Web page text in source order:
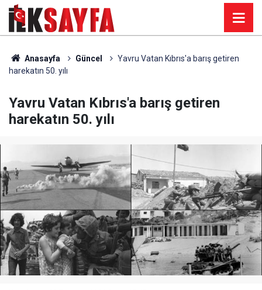
Anasayfa Güncel
Yavru Vatan Kıbrıs'a barış getiren
harekatın 50. yılı
Yavru Vatan Kıbrıs'a barış getiren
harekatın 50. yılı